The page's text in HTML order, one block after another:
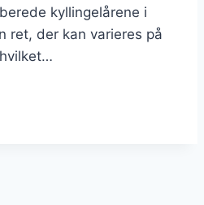
kyllingelårene i
ret, der kan varieres på